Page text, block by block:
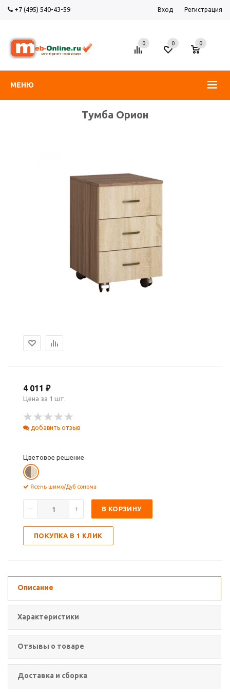
+7 (495) 540-43-59 Вход Регистрация
МЕНЮ
0 0
0
Тумба Орион
4 011 ₽
Цена за 1 шт.
добавить отзыв
Цветовое решение
Ясень шимо/Дуб сонома
В КОРЗИНУ
ПОКУПКА В 1 КЛИК
Описание
Характеристики
Отзывы о товаре
Доставка и сборка